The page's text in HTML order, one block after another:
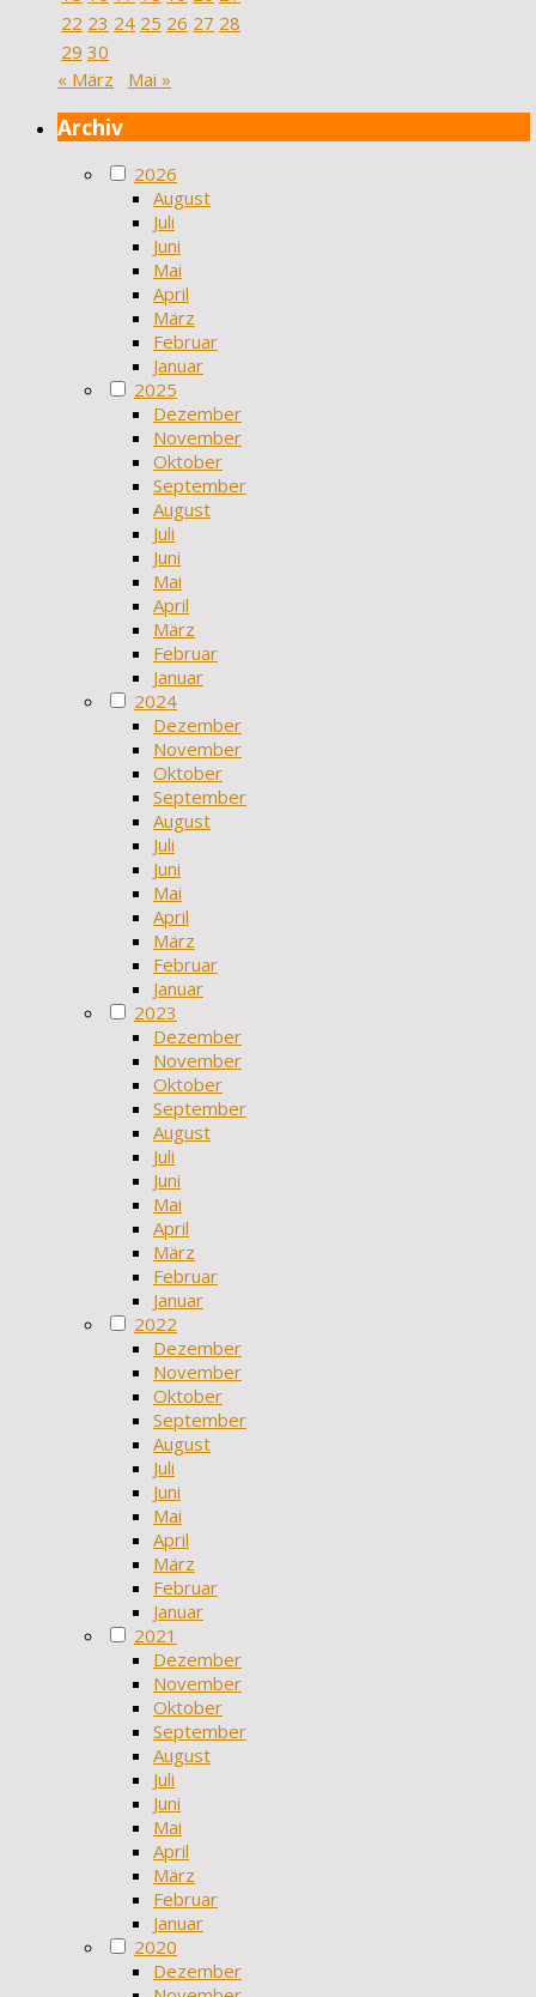
22 23 24 25 26 27 28
29 30
« März
Mai »
Archiv
2026
August
Juli
Juni
Mai
April
März
Februar
Januar
2025
Dezember
November
Oktober
September
August
Juli
Juni
Mai
April
März
Februar
Januar
2024
Dezember
November
Oktober
September
August
Juli
Juni
Mai
April
März
Februar
Januar
2023
Dezember
November
Oktober
September
August
Juli
Juni
Mai
April
März
Februar
Januar
2022
Dezember
November
Oktober
September
August
Juli
Juni
Mai
April
März
Februar
Januar
2021
Dezember
November
Oktober
September
August
Juli
Juni
Mai
April
März
Februar
Januar
2020
Dezember